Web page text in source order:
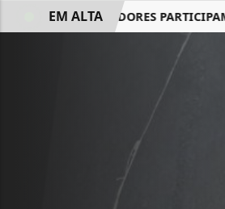
E VEREADORES PARTICIPAM DE
EM ALTA